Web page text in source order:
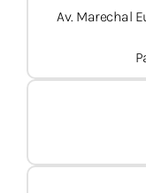
Av. Marechal